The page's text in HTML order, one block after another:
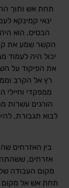
תחת אש ותוך
ינאי קמינקא
הבסיס. הוא
הקשר שמע את
יכול היה לעמוד
את הפיקוד על
רץ אל הקרב
ממפקדי
הורגים עשרות
לבוא תגבורת,
אזרחים, ששהתה
מקום העבודה
תחת אש אל מקום